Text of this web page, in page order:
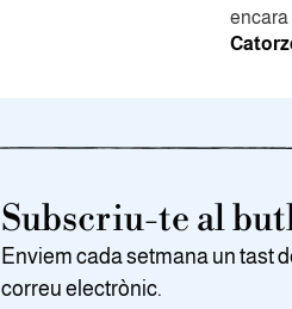
encara
Subscriu-te al
Enviem cada setmana un tast
correu electrònic.